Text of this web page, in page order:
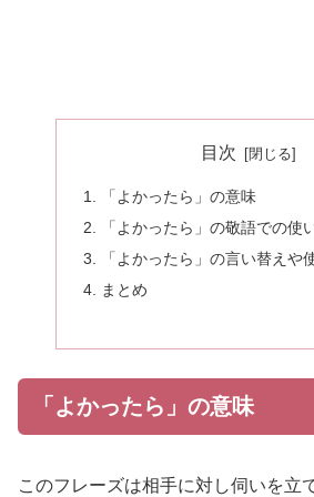
目次
「よかったら」の意味
「よかったら」の敬語での使
「よかったら」の言い替えや
まとめ
「よかったら」の意味
このフレーズは相手に対し伺いを立